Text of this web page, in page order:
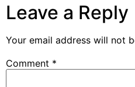
Leave a Reply
Your email address will not
Comment *